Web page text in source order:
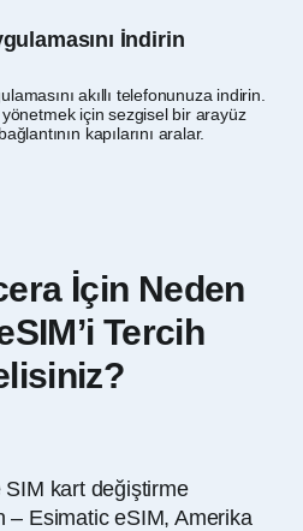
İndirin
akıllı telefonunuza indirin.
için sezgisel bir arayüz
kapılarını aralar.
İçin Neden
Tercih
kart değiştirme
– Esimatic eSIM, Amerika